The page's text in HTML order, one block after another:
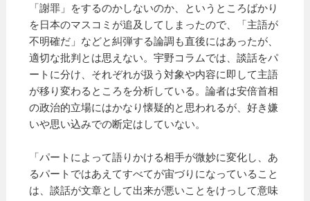
「謝罪」をするのかしないのか、というところばかり
を日本のマスコミが追及してしまったので、「主語が
不明確だ」などと糾弾する論調も直後にはあったが、
適切な批判とは思えない。宇野コラムでは、談話をパ
ートに分け、それぞれが扱う対象や内容に即して主語
が移り変わるところを分析している。論者は安倍首相
の政治的立場にはかなり懐疑的と思われるが、好き嫌
いや思い込みでの断定はしていない。
「パートによって語りかける相手が微妙に変化し、あ
るパートではあえてすべてが宙づりになっていること
は、談話が文章として出来が悪いことをけっして意味